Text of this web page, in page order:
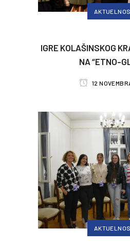
IGRE KOLAŠINSKOG
NA “ETNO-
12